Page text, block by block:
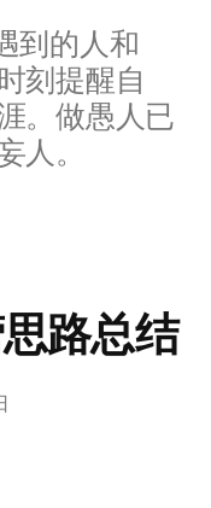
到的人和
刻提醒自
。做愚人已
人。
路总结